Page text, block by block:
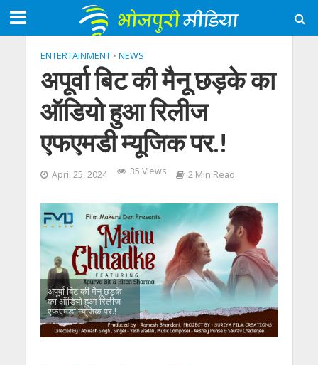
ENTERTAINMENT • NEWS
अपूर्वा बिट की मैनू छड़के का
ऑडियो हुआ रिलीज
एफएमडी म्यूजिक पर.!
April 25, 2024 35 Views 2 Min Read
अपूर्वा बिट की मैनू छड़के
का ऑडियो हुआ रिलीज
एफएमडी म्यूजिक पर.!